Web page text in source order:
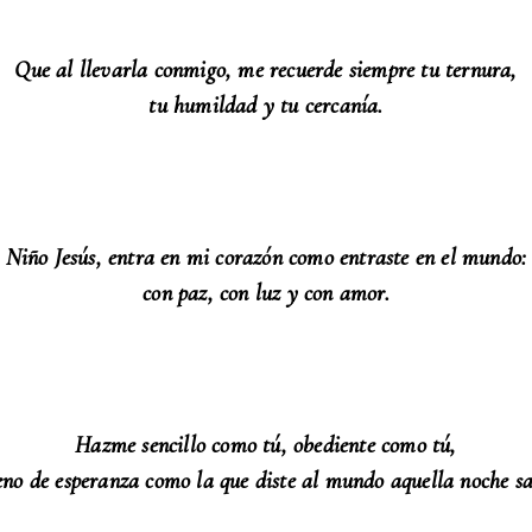
Que al llevarla conmigo, me recuerde siempre tu ternura,
tu humildad y tu cercanía.
Niño Jesús, entra en mi corazón como entraste en el mundo:
con paz, con luz y con amor.
Hazme sencillo como tú, obediente como tú,
de esperanza como la que diste al mundo aquella noche